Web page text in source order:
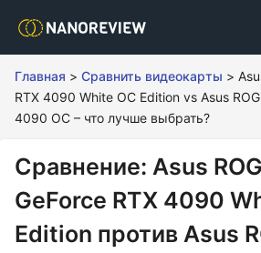
Главная > Сравнить видеокарты >
RTX 4090 White OC Edition vs Asus
4090 OC – что лучше выбрать?
Сравнение: Asus
GeForce RTX 4090
Edition против Asus